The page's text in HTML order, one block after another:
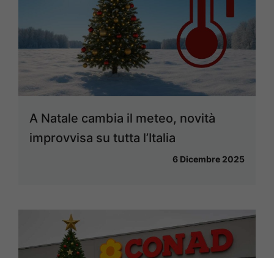
A Natale cambia il meteo, novità
improvvisa su tutta l’Italia
6 Dicembre 2025